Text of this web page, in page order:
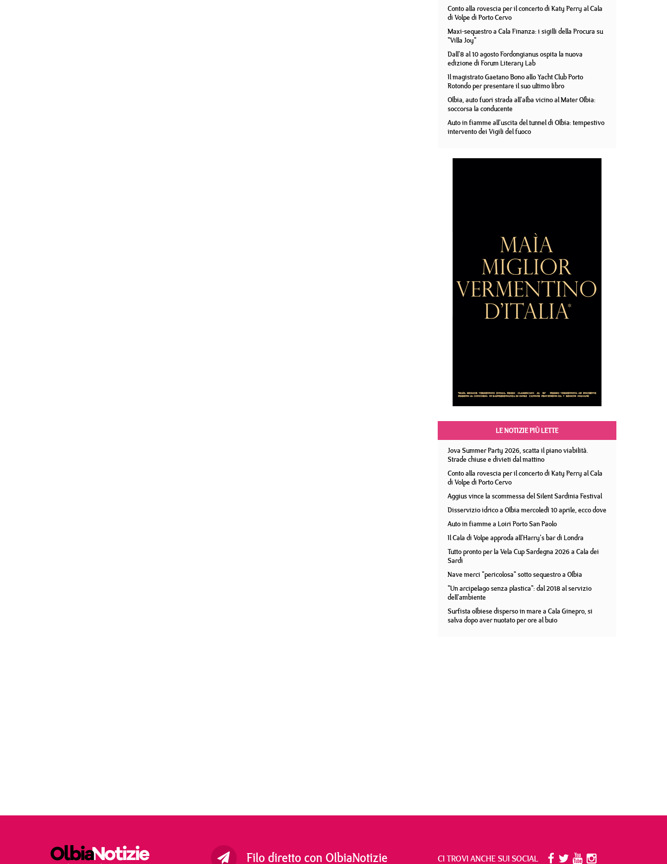
Conto alla rovescia per il concerto di Katy Perry al Cala
di Volpe di Porto Cervo
Maxi-sequestro a Cala Finanza: i sigilli della Procura su
"Villa Joy"
Dall'8 al 10 agosto Fordongianus ospita la nuova
edizione di Forum Literary Lab
Il magistrato Gaetano Bono allo Yacht Club Porto
Rotondo per presentare il suo ultimo libro
Olbia, auto fuori strada all'alba vicino al Mater Olbia:
soccorsa la conducente
Auto in fiamme all'uscita del tunnel di Olbia: tempestivo
intervento dei Vigili del fuoco
LE NOTIZIE PIÙ LETTE
Jova Summer Party 2026, scatta il piano viabilità.
Strade chiuse e divieti dal mattino
Conto alla rovescia per il concerto di Katy Perry al Cala
di Volpe di Porto Cervo
Aggius vince la scommessa del Silent Sardinia Festival
Disservizio idrico a Olbia mercoledì 10 aprile, ecco dove
Auto in fiamme a Loiri Porto San Paolo
Il Cala di Volpe approda all'Harry's bar di Londra
Tutto pronto per la Vela Cup Sardegna 2026 a Cala dei
Sardi
Nave merci "pericolosa" sotto sequestro a Olbia
"Un arcipelago senza plastica": dal 2018 al servizio
dell'ambiente
Surfista olbiese disperso in mare a Cala Ginepro, si
salva dopo aver nuotato per ore al buio
Filo diretto con OlbiaNotizie CI TROVI ANCHE SUI SOCIAL